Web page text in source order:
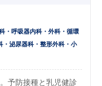
呼吸器内科 外科
循環
泌尿器科 整形外科
小
予防接種と乳児健診